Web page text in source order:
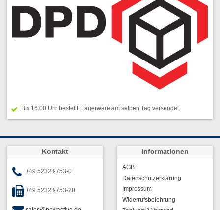
Bis 16:00 Uhr bestellt, Lagerware am selben Tag versendet.
Kontakt
+49 5232 9753-0
+49 5232 9753-20
Informationen
AGB
Datenschutzerklärung
Impressum
Widerrufsbelehrung